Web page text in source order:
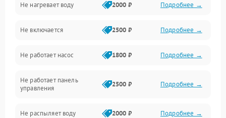
Датчики
Нагрев
Вода
Гигиена
Программное обеспечение
Не нагревает воду 2000 ₽ Подробнее →
Не включается 2500 ₽ Подробнее →
Не работает насос 1800 ₽ Подробнее →
Не работает панель
управления
2500 ₽ Подробнее →
Не распыляет воду 2000 ₽ Подробнее →